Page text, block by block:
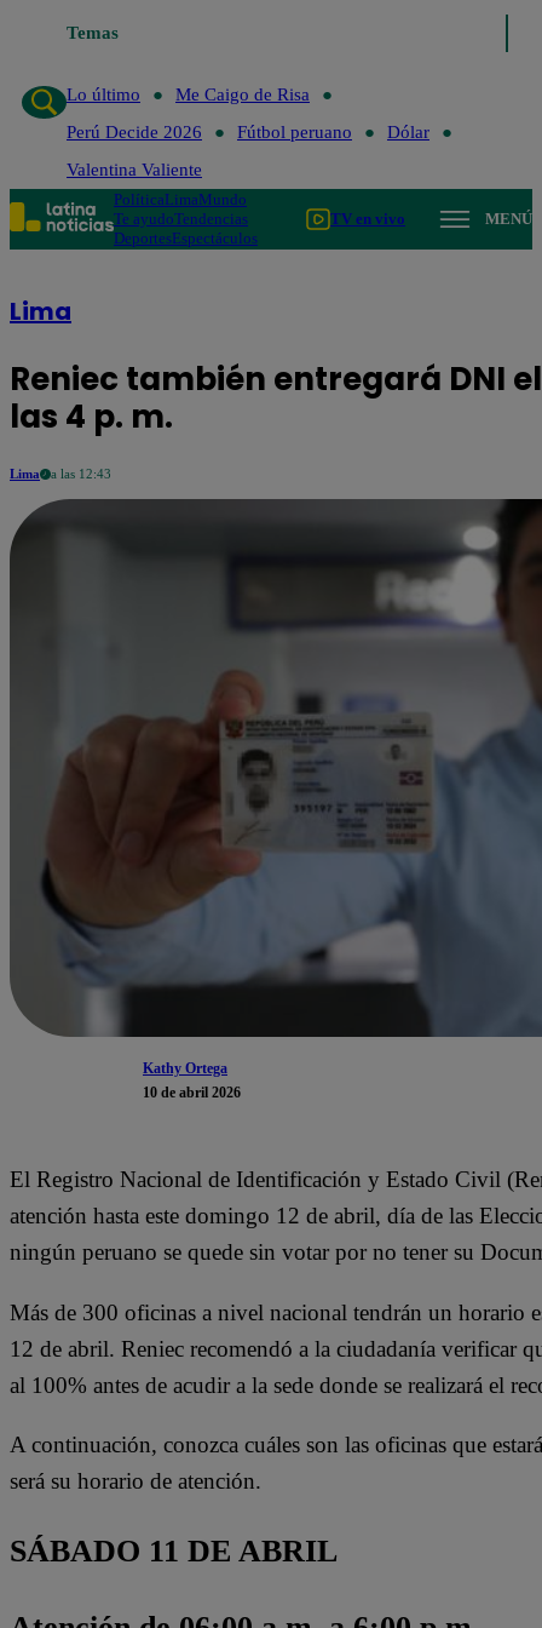
Temas
Lo último
Me Caigo de Risa
Perú Decide 2026
Fútbol peruano
Dólar
Valentina Valiente
PolíticaLimaMundo
Te ayudoTendencias
DeportesEspectáculos
TV en vivo MENÚ
Lima
Reniec también entregará DNI
las 4 p. m.
Lima a las 12:43
Kathy Ortega
10 de abril 2026
El Registro Nacional de Identificación y Estado Civil
atención hasta este domingo 12 de abril, día de las
ningún peruano se quede sin votar por no tener su
Más de 300 oficinas a nivel nacional tendrán un horario
12 de abril. Reniec recomendó a la ciudadanía verificar
al 100% antes de acudir a la sede donde se realizará el
A continuación, conozca cuáles son las oficinas que
será su horario de atención.
SÁBADO 11 DE ABRIL